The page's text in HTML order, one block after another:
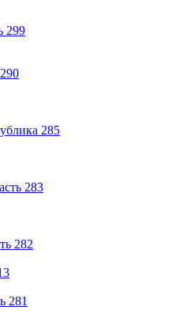
299
290
285
283
282
281